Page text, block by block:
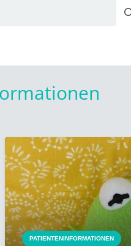
PATIENTENINFORMATIONEN